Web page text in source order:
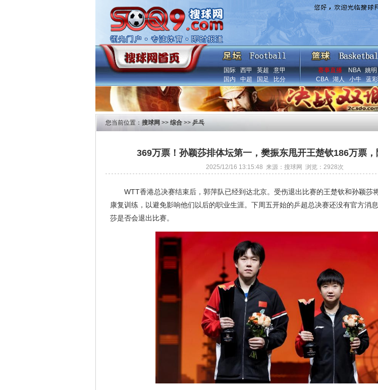
国际 西甲 英超
意甲
国内
中超 国足 比分
赛事直播 NBA
姚明
CBA
湖人 小牛 蓝彩
您当前位置： 搜球网 >> 综合 >> 乒乓
369万票！孙颖莎排体坛第一，樊振东甩开王楚钦186万票
2025/12/16 13:15:48 来源：搜球网 浏览： 2928次
WTT香港总决赛结束后，郭萍队已经到达北京。受伤退出比赛的王楚钦和孙颖莎
康复训练，以避免影响他们以后的职业生涯。下周五开始的乒超总决赛还没有官方消
莎是否会退出比赛。